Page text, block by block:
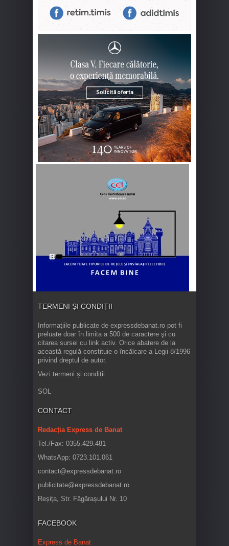
TERMENI ȘI CONDIȚII
Informaţiile publicate de expressdebanat.ro pot fi
preluate doar în limita a 500 de caractere şi cu
citarea sursei cu link activ. Orice abatere de la
această regulă constituie o încălcare a Legii 8/1996
privind dreptul de autor.
Vezi termeni și condiții
SOL
CONTACT
Redacția Express de Banat
Tel./Fax: 0355.429.481
WhatsApp: 0723.101.061
contact@expressdebanat.ro
publicitate@expressdebanat.ro
Reșița, Str. Făgărașului Nr. 10
FACEBOOK
Express de Banat